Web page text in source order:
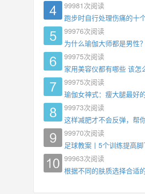
99981 次阅读
跑步时自行处理伤痛的十
99976次阅读
为什么瑜伽大师都是男性
99975次阅读
家用美容仪都有哪些 该怎
99975次阅读
瑜伽女神式：瘦大腿最好
99973次阅读
这样减肥才不会反弹，帮
99970次阅读
足球教案丨5个训练提高脚
99963次阅读
根据不同的肤质选择合适的